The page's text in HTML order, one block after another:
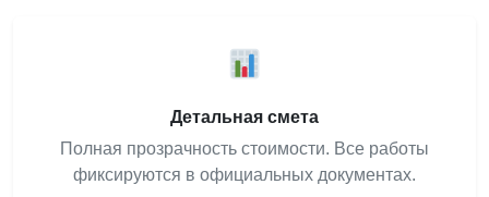
Детальная смета
Полная прозрачность стоимости. Все работы
фиксируются в официальных документах.